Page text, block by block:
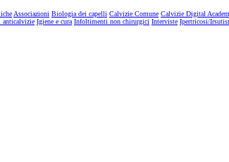
Associazioni Biologia dei capelli Calvizie Comune Calvizie Digital
Igiene e cura Infoltimenti non chirurgici Interviste Ipertricosi/